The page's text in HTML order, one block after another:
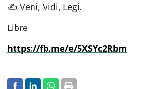
✍ Veni, Vidi, Legi.
Libre
https://fb.me/e/5XSYc2Rbm